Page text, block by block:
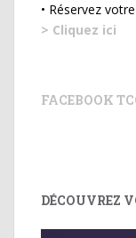
• Réservez
> Cliquez ici
FACEBOOK
DÉCOUVREZ